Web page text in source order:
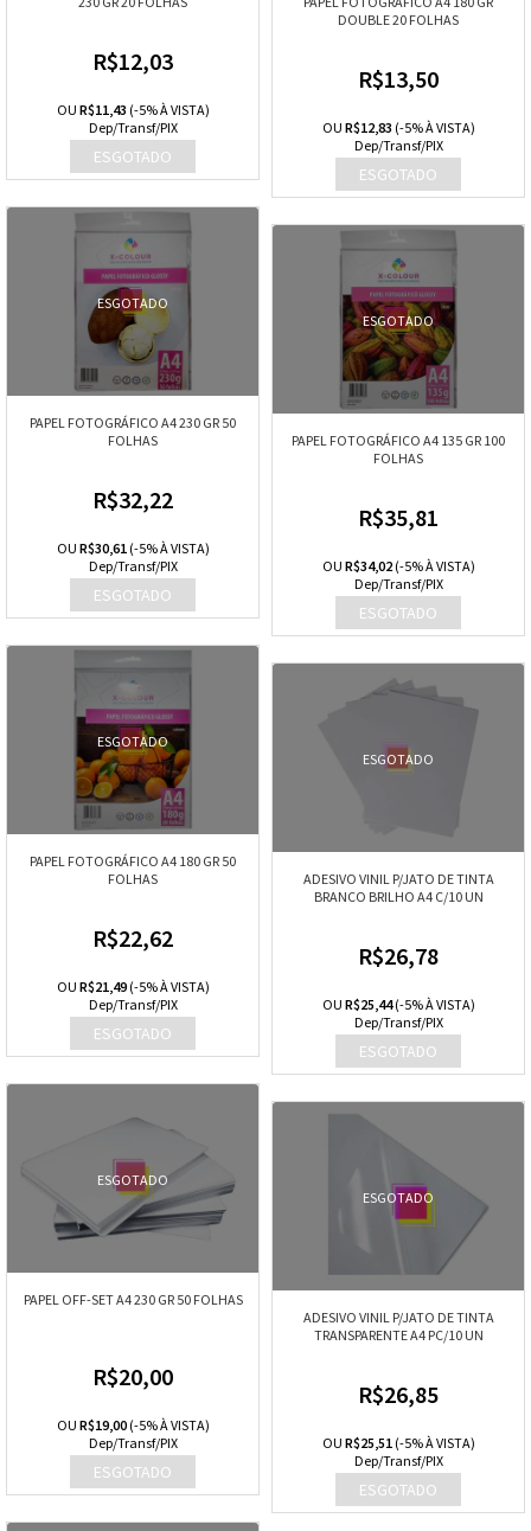
R$12,03
OU R$11,43 (-5% À VISTA)
Dep/Transf/PIX
DOUBLE 20 FOLHAS
R$13,50
OU R$12,83 (-5% À VISTA)
Dep/Transf/PIX
ESGOTADO
PAPEL FOTOGRÁFICO A4 230 GR 50
FOLHAS
R$32,22
OU R$30,61(-5% À VISTA)
Dep/Transf/PIX
ESGOTADO
PAPEL FOTOGRÁFICO A4 135 GR 100
FOLHAS
R$35,81
OU R$34,02(-5% À VISTA)
Dep/Transf/PIX
ESGOTADO
PAPEL FOTOGRÁFICO A4 180 GR 50
FOLHAS
R$22,62
OU R$21,49(-5% À VISTA)
Dep/Transf/PIX
ESGOTADO
ADESIVO VINIL P/JATO DE TINTA
BRANCO BRILHO A4 C/10 UN
R$26,78
OU R$25,44(-5% À VISTA)
Dep/Transf/PIX
ESGOTADO
PAPEL OFF-SET A4 230 GR 50 FOLHAS
R$20,00
OU R$19,00(-5% À VISTA)
Dep/Transf/PIX
ESGOTADO
ADESIVO VINIL P/JATO DE TINTA
TRANSPARENTE A4 PC/10 UN
R$26,85
OU R$25,51(-5% À VISTA)
Dep/Transf/PIX